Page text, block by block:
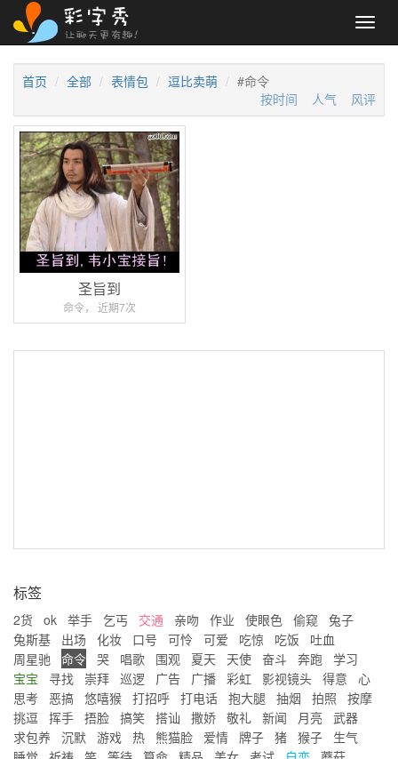
首页 全部 表情包 逗比卖萌
#命令
按时间
人气 风评
圣旨到
命令， 近期7次
标签
2货 ok 举手 乞丐 交通 亲吻 作业 使眼色 偷窥
兔子
兔斯基
出场 化妆 口号 可怜 可爱 吃惊 吃饭
吐血
周星驰 命令 哭 唱歌 围观 夏天 天使 奋斗 奔跑 学习
宝宝
寻找 崇拜 巡逻 广告 广播 彩虹 影视镜头 得意
心
思考
恶搞 悠嘻猴 打招呼 打电话 抱大腿 抽烟 拍照
按摩
挑逗 挥手 捂脸 搞笑 搭讪 撒娇 敬礼 新闻 月亮
武器
求包养
沉默 游戏 热 熊猫脸 爱情 牌子 猪 猴子
生气